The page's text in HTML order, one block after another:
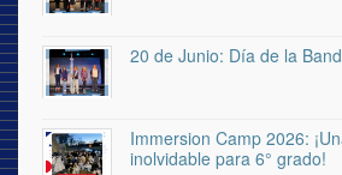
20 de Junio: Día de la
Immersion Camp 2026:
inolvidable para 6° grado!